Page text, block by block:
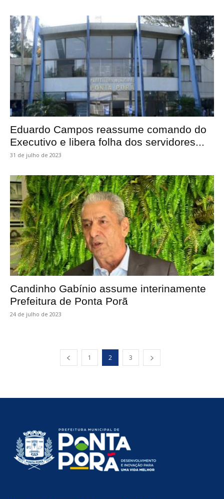
Eduardo Campos reassume comando do
Executivo e libera folha dos servidores...
31 de julho de 2023
Candinho Gabínio assume interinamente
Prefeitura de Ponta Porã
24 de julho de 2023
1 2 3